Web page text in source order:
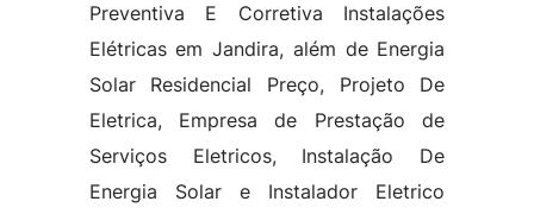
Preventiva E Corretiva Instalações
Elétricas em Jandira, além de Energia
Solar Residencial Preço, Projeto De
Eletrica, Empresa de Prestação de
Serviços Eletricos, Instalação De
Energia Solar e Instalador Eletrico